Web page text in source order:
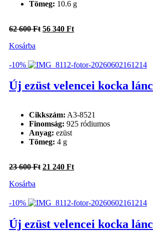
Állapot
új(22)
Anyag
aranyozott ezüst(6)
Finomság
925 ródiumos
Gyűrű méret
Kő
Tömeg: 10.6 g
62 600Ft Original
600 Ft.
56 340 FtCurrent
340 Ft.
Kosárba
-10%
Új ezüst velencei kocka lánc
Cikkszám: A3-8521
Finomság: 925 ródiumos
Anyag: ezüst
Tömeg: 4 g
23 600Ft Original
600 Ft.
21 240 FtCurrent
240 Ft.
Kosárba
-10%
Új ezüst velencei kocka lánc